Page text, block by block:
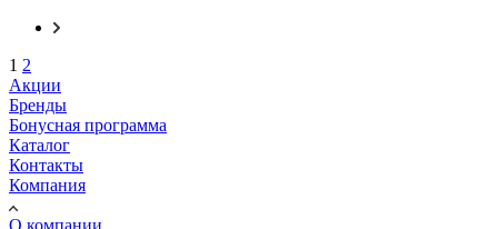
1 2
Акции
Бренды
Бонусная программа
Каталог
Контакты
Компания
О компании